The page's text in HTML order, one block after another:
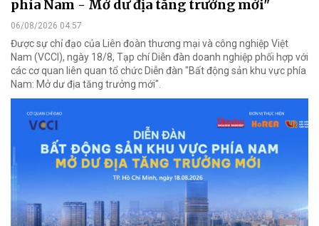
phía Nam - Mở dư địa tăng trưởng mới"
06/08/2026 04:57
Được sự chỉ đạo của Liên đoàn thương mại và công nghiệp Việt
Nam (VCCI), ngày 18/8, Tạp chí Diễn đàn doanh nghiệp phối hợp với
các cơ quan liên quan tổ chức Diễn đàn "Bất động sản khu vực phía
Nam: Mở dư địa tăng trưởng mới".